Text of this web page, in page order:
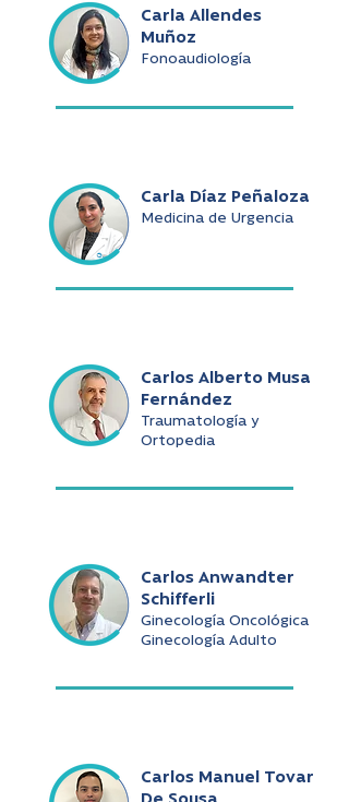
Carla Allendes
Muñoz
Fonoaudiología
Carla Díaz Peñaloza
Medicina de Urgencia
Carlos Alberto Musa
Fernández
Traumatología y
Ortopedia
Carlos Anwandter
Schifferli
Ginecología Oncológica
Ginecología Adulto
Carlos Manuel Tovar